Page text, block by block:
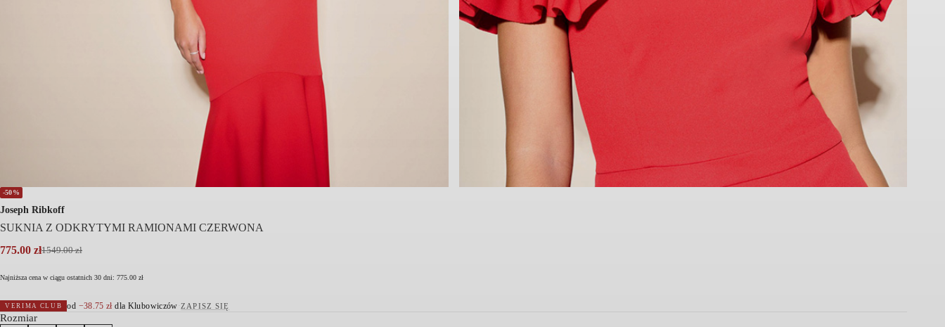
-50%
Joseph Ribkoff
SUKNIA Z ODKRYTYMI RAMIONAMI CZERWONA
1549.00zł
Pierwotna
wynosiła:
775.00 zł
Aktualna
wynosi:
Najniższa cena w ciągu ostatnich 30 dni: 775.00 zł
VERIMA CLUB od −38.75złdla Klubowiczów ·ZAPISZ SIĘ
Rozmiar